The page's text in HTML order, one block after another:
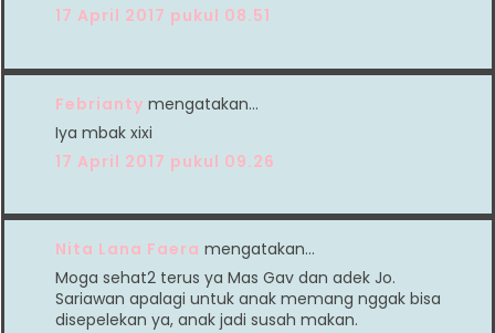
17 April 2017 pukul 08.51
Febrianty mengatakan…
Iya mbak xixi
17 April 2017 pukul 09.26
Nita Lana Faera mengatakan…
Moga sehat2 terus ya Mas Gav dan adek Jo.
Sariawan apalagi untuk anak memang nggak bisa
disepelekan ya, anak jadi susah makan.